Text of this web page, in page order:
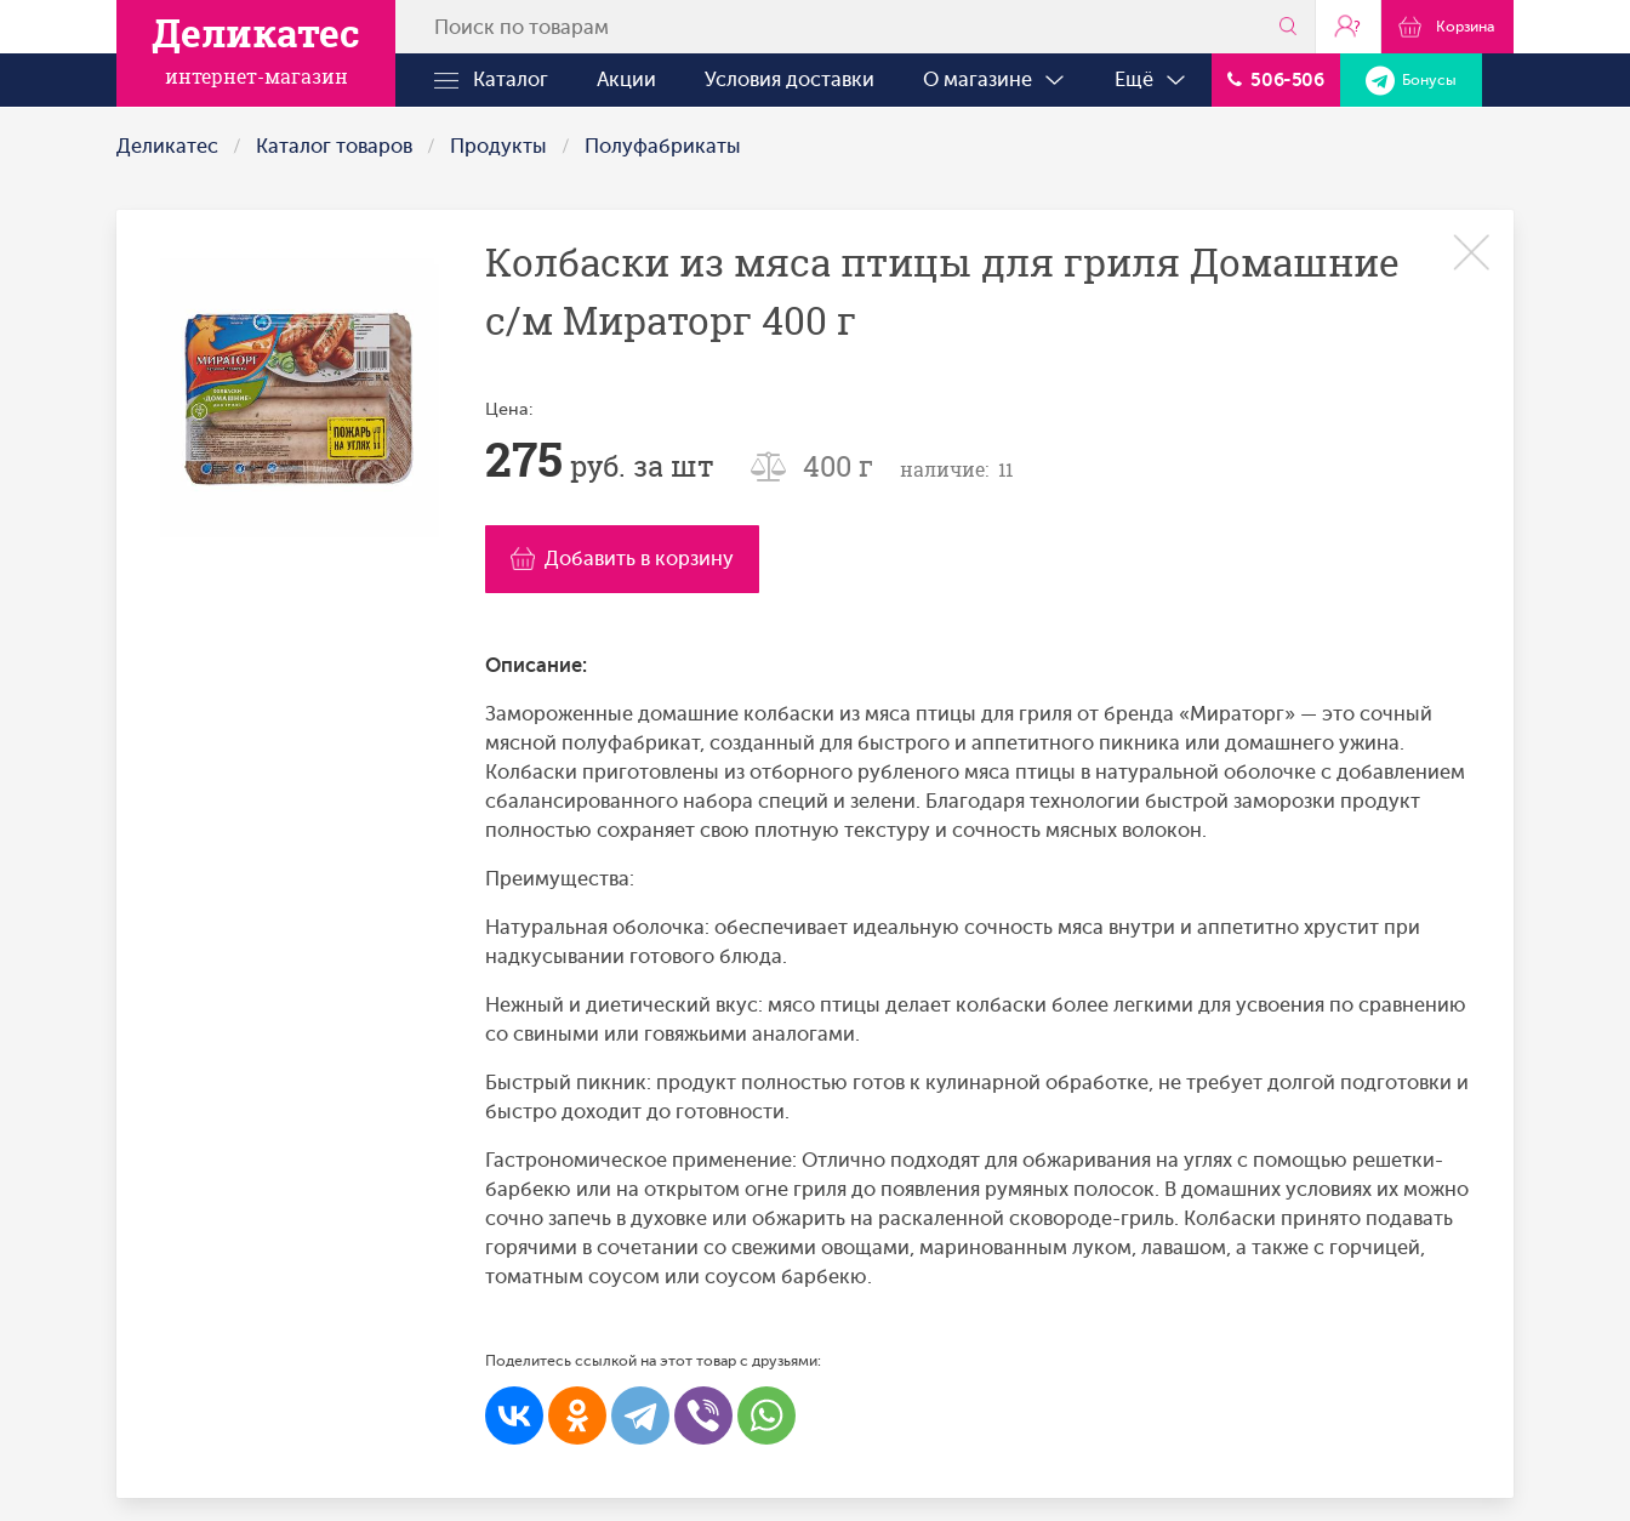
Деликатес
интернет-магазин
? Корзина
Каталог Акции Условия доставки О магазине Ещё 506-506 Бонусы
Деликатес Каталог товаров Продукты Полуфабрикаты
Колбаски из мяса птицы для гриля Домашние
с/м Мираторг 400 г
Цена:
275 руб. за шт 400 г наличие: 11
Добавить в корзину
Описание:
Замороженные домашние колбаски из мяса птицы для гриля от бренда «Мираторг» — это сочный
мясной полуфабрикат, созданный для быстрого и аппетитного пикника или домашнего ужина.
Колбаски приготовлены из отборного рубленого мяса птицы в натуральной оболочке с добавлением
сбалансированного набора специй и зелени. Благодаря технологии быстрой заморозки продукт
полностью сохраняет свою плотную текстуру и сочность мясных волокон.
Преимущества:
Натуральная оболочка: обеспечивает идеальную сочность мяса внутри и аппетитно хрустит при
надкусывании готового блюда.
Нежный и диетический вкус: мясо птицы делает колбаски более легкими для усвоения по сравнению
со свиными или говяжьими аналогами.
Быстрый пикник: продукт полностью готов к кулинарной обработке, не требует долгой подготовки и
быстро доходит до готовности.
Гастрономическое применение: Отлично подходят для обжаривания на углях с помощью решетки-
барбекю или на открытом огне гриля до появления румяных полосок. В домашних условиях их можно
сочно запечь в духовке или обжарить на раскаленной сковороде-гриль. Колбаски принято подавать
горячими в сочетании со свежими овощами, маринованным луком, лавашом, а также с горчицей,
томатным соусом или соусом барбекю.
Поделитесь ссылкой на этот товар с друзьями: